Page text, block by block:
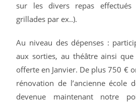
sur les divers repas effectués
grillades par ex..).
Au niveau des dépenses :
aux sorties, au théâtre ainsi
offerte en Janvier. De plus 750 €
rénovation de l’ancienne école
devenue maintenant notre